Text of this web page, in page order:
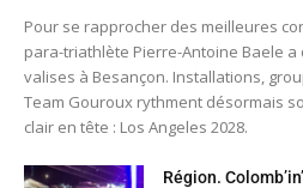
Pour se rapprocher des meilleures
para-triathlète Pierre-Antoine Baele
valises à Besançon. Installations,
Team Gouroux rythment désormais
clair en tête : Los Angeles 2028.
Région.